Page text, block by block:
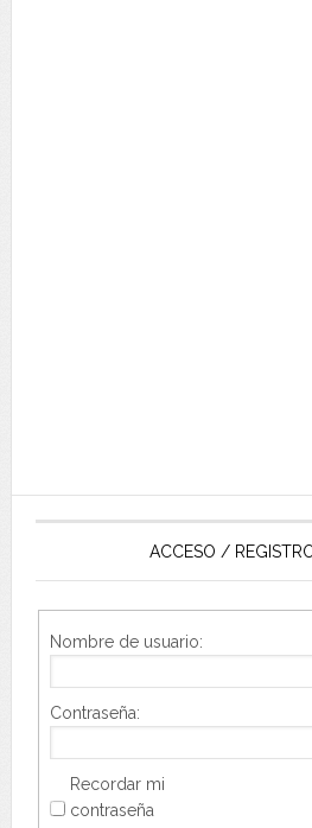
ACCESO /
Nombre de usuario:
Contraseña:
Recordar mi
contraseña